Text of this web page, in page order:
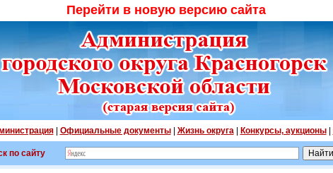
Перейти в новую версию сайта
| Официальные документы| Жизнь округа| Конкурсы, аукционы|
по сайту